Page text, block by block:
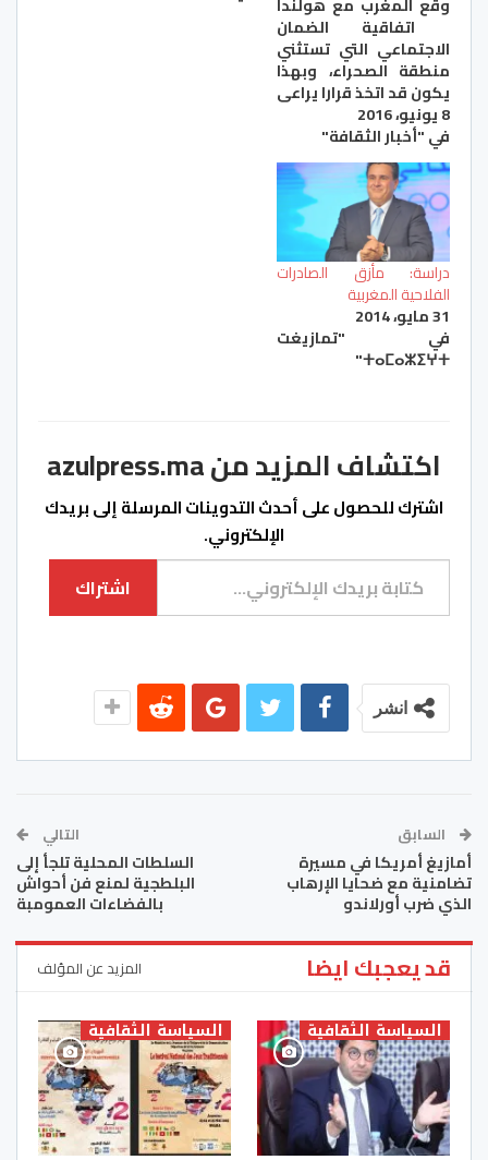
وقع المغرب مع هولندا
اتفاقية الضمان
الاجتماعي التي تستثني
منطقة الصحراء، وبهذا
يكون قد اتخذ قرارا يراعي
فيه مصالح المهاجرين
ولكن في المقابل يمنح
المحكمة الأوروبية دليلا
قويا على احتمال رفض
اتفاقية الزراعة بينه وبين
الاتحاد الأوروبي. وكان
المغرب قد تفاوض لمدة
شهور مع هولندا حول
تجديد اتفاقية الضمان
الاجتماعي،…
8 يونيو، 2016
في "أخبار الثقافة"
دراسة: مأزق الصادرات
الفلاحية المغربية
31 مايو، 2014
في "تمازيغت
ⵜⴰⵎⴰⵣⵉⵖⵜ"
اكتشاف المزيد من azulpress.ma
اشترك للحصول على أحدث التدوينات المرسلة إلى بريدك
الإلكتروني.
كتابة بريدك الإلكتروني...
اشتراك
انشر
السابق
أمازيغ أمريكا في مسيرة
تضامنية مع ضحايا الإرهاب
الذي ضرب أورلاندو
التالي
السلطات المحلية تلجأ إلى
البلطجية لمنع فن أحواش
بالفضاءات العمومبة
قد يعجبك ايضا المزيد عن المؤلف
السياسة الثقافية السياسة الثقافية